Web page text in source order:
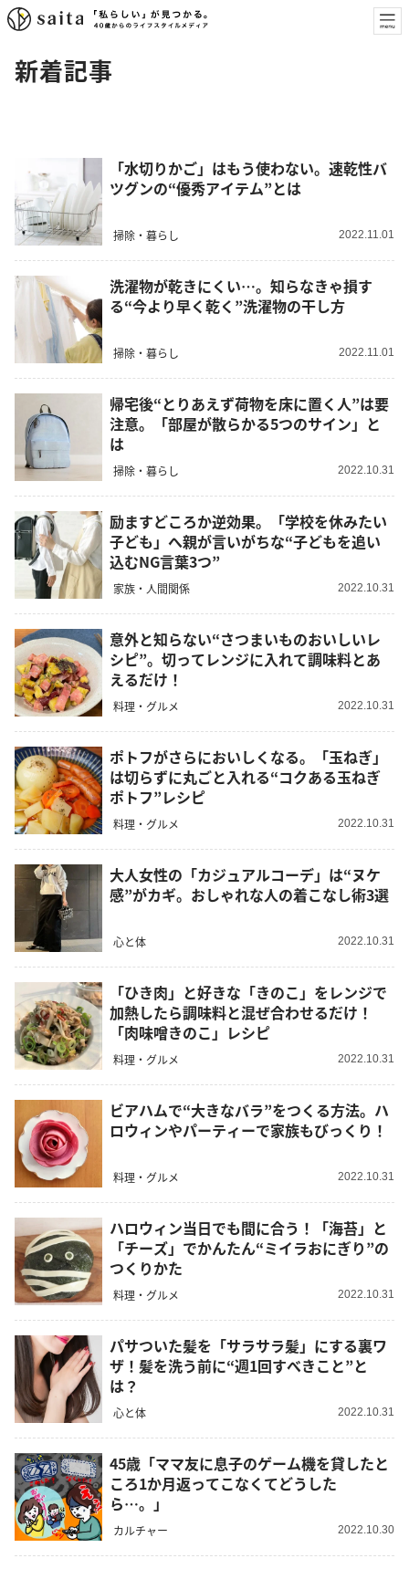
新着記事
「水切りかご」はもう使わない。速乾性バ
ツグンの“優秀アイテム”とは
掃除・暮らし 2022.11.01
洗濯物が乾きにくい…。知らなきゃ損す
る“今より早く乾く”洗濯物の干し方
掃除・暮らし 2022.11.01
帰宅後“とりあえず荷物を床に置く人”は要
注意。「部屋が散らかる5つのサイン」と
は
掃除・暮らし 2022.10.31
励ますどころか逆効果。「学校を休みたい
子ども」へ親が言いがちな“子どもを追い
込むNG言葉3つ”
家族・人間関係 2022.10.31
意外と知らない“さつまいものおいしいレ
シピ”。切ってレンジに入れて調味料とあ
えるだけ！
料理・グルメ 2022.10.31
ポトフがさらにおいしくなる。「玉ねぎ」
は切らずに丸ごと入れる“コクある玉ねぎ
ポトフ”レシピ
料理・グルメ 2022.10.31
大人女性の「カジュアルコーデ」は“ヌケ
感”がカギ。おしゃれな人の着こなし術3選
心と体 2022.10.31
「ひき肉」と好きな「きのこ」をレンジで
加熱したら調味料と混ぜ合わせるだけ！
「肉味噌きのこ」レシピ
料理・グルメ 2022.10.31
ビアハムで“大きなバラ”をつくる方法。ハ
ロウィンやパーティーで家族もびっくり！
料理・グルメ 2022.10.31
ハロウィン当日でも間に合う！「海苔」と
「チーズ」でかんたん“ミイラおにぎり”の
つくりかた
料理・グルメ 2022.10.31
パサついた髪を「サラサラ髪」にする裏ワ
ザ！髪を洗う前に“週1回すべきこと”と
は？
心と体 2022.10.31
45歳「ママ友に息子のゲーム機を貸したと
ころ1か月返ってこなくてどうした
ら…。」
カルチャー 2022.10.30